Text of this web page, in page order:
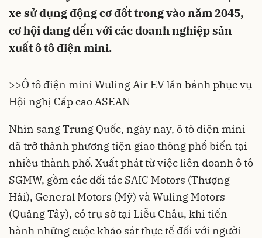
xe sử dụng động cơ đốt trong vào năm 2045,
cơ hội đang đến với các doanh nghiệp sản
xuất ô tô điện mini.
>>Ô tô điện mini Wuling Air EV lăn bánh phục vụ
Hội nghị Cấp cao ASEAN
Nhìn sang Trung Quốc, ngày nay, ô tô điện mini
đã trở thành phương tiện giao thông phổ biến tại
nhiều thành phố. Xuất phát từ việc liên doanh ô tô
SGMW, gồm các đối tác SAIC Motors (Thượng
Hải), General Motors (Mỹ) và Wuling Motors
(Quảng Tây), có trụ sở tại Liễu Châu, khi tiến
hành những cuộc khảo sát thực tế đối với người
Hủy